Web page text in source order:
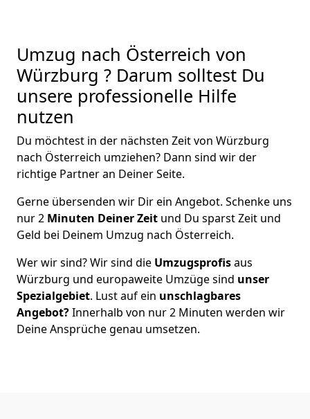
Umzug nach Österreich von
Würzburg ? Darum solltest Du
unsere professionelle Hilfe
nutzen
Du möchtest in der nächsten Zeit von Würzburg
nach Österreich umziehen? Dann sind wir der
richtige Partner an Deiner Seite.
Gerne übersenden wir Dir ein Angebot. Schenke uns
nur2 Minuten Deiner Zeit und Du sparst Zeit und
Geld bei Deinem Umzug nach Österreich.
Wer wir sind? Wir sind die Umzugsprofisaus
Würzburg und europaweite Umzüge sind unser
Spezialgebiet. Lust auf ein unschlagbares
Angebot?Innerhalb von nur2 Minuten werden wir
Deine Ansprüche genau umsetzen.